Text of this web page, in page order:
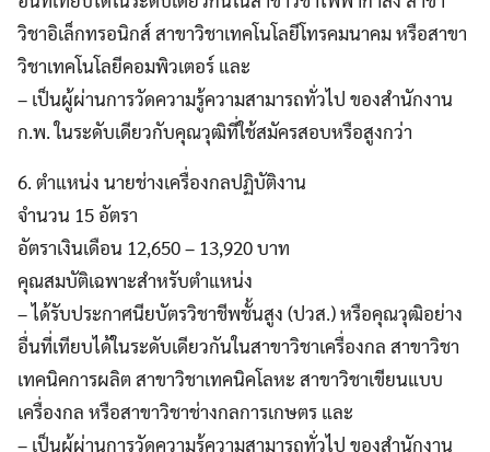
วิชาอิเล็กทรอนิกส์ สาขาวิชาเทคโนโลยีโทรคมนาคม หรือสาขา
วิชาเทคโนโลยีคอมพิวเตอร์ และ
– เป็นผู้ผ่านการวัดความรู้ความสามารถทั่วไป ของสำนักงาน
ก.พ. ในระดับเดียวกับคุณวุฒิที่ใช้สมัครสอบหรือสูงกว่า
6. ตำแหน่ง นายช่างเครื่องกลปฏิบัติงาน
จำนวน 15 อัตรา
อัตราเงินเดือน 12,650 – 13,920 บาท
คุณสมบัติเฉพาะสำหรับตำแหน่ง
– ได้รับประกาศนียบัตรวิชาชีพชั้นสูง (ปวส.) หรือคุณวุฒิอย่าง
อื่นที่เทียบได้ในระดับเดียวกันในสาขาวิชาเครื่องกล สาขาวิชา
เทคนิคการผลิต สาขาวิชาเทคนิคโลหะ สาขาวิชาเขียนแบบ
เครื่องกล หรือสาขาวิชาช่างกลการเกษตร และ
– เป็นผู้ผ่านการวัดความรู้ความสามารถทั่วไป ของสำนักงาน